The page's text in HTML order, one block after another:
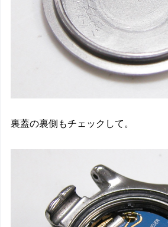
裏蓋の裏側もチェックして。